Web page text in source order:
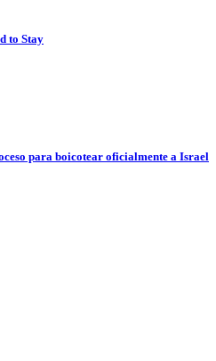
to Stay
para boicotear oficialmente a Israel